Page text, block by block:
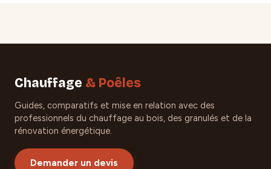
Chauffage & Poêles
Guides, comparatifs et mise en relation avec des
professionnels du chauffage au bois, des granulés et de la
rénovation énergétique.
Demander un devis